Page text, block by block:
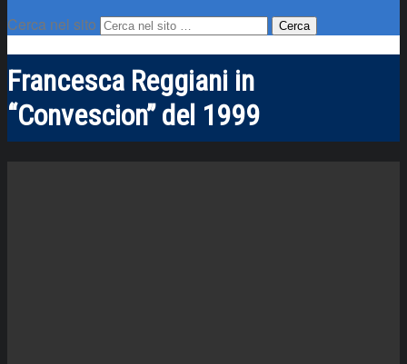
Cerca nel sito
Francesca Reggiani in
“Convescion” del 1999